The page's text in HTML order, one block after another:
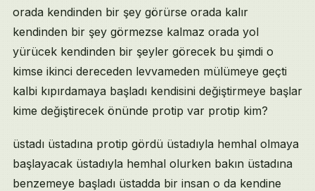
orada kendinden bir şey görürse orada kalır
kendinden bir şey görmezse kalmaz orada yol
yürücek kendinden bir şeyler görecek bu şimdi o
kimse ikinci dereceden levvameden mülümeye geçti
kalbi kıpırdamaya başladı kendisini değiştirmeye başlar
kime değiştirecek önünde protip var protip kim?
üstadı üstadına protip gördü üstadıyla hemhal olmaya
başlayacak üstadıyla hemhal olurken bakın üstadına
benzemeye başladı üstadda bir insan o da kendine